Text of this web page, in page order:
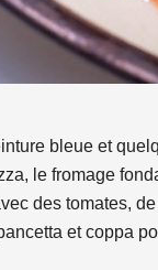
bleue et
le fromage
des tomates,
et coppa